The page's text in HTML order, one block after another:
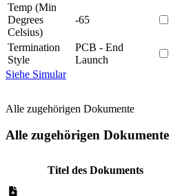
Temp (Min
Degrees
Celsius)
-65
Termination
Style
PCB - End
Launch
Siehe Simular
Alle zugehörigen Dokumente
Alle zugehörigen Dokumente
Titel des Dokuments